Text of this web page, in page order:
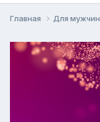
Главная Для мужчин